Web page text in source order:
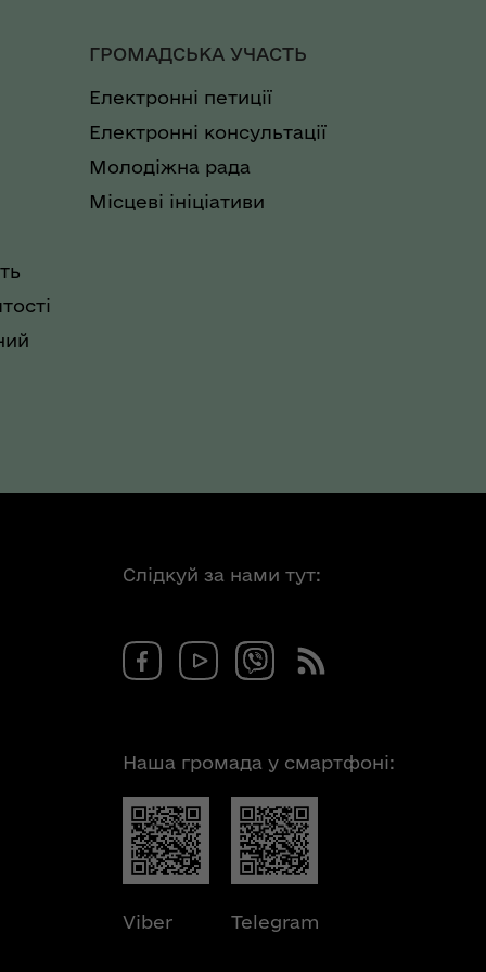
ГРОМАДСЬКА УЧАСТЬ
Електронні петиції
Електронні консультації
Молодіжна рада
Місцеві ініціативи
Слідкуй за нами тут:
Наша громада у смартфоні:
Viber Telegram